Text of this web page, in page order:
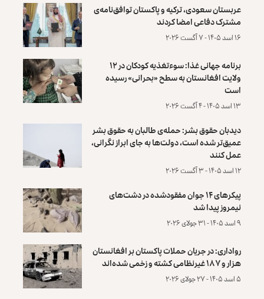
عربستان سعودی، ترکیه و پاکستان توافق‌نامه‌ی
مشترک دفاعی امضا کردند
۱۶ اسد ۱۴۰۵ - ۷ آگست ۲۰۲۶
برنامه جهانی غذا: سوءتغذیه کودکان در ۱۲
ولایت افغانستان به سطح «بحرانی» رسیده
است
۱۳ اسد ۱۴۰۵ - ۴ آگست ۲۰۲۶
دیدبان حقوق بشر: حمله‌ی طالبان به حقوق بشر
عمیق‌تر شده است، دولت‌ها به جای ابراز نگرانی،
عمل کنند
۱۲ اسد ۱۴۰۵ - ۳ آگست ۲۰۲۶
پیکرهای ۱۴ جوان مفقودشده در دشت‌های
نیمروز پیدا شد
۹ اسد ۱۴۰۵ - ۳۱ جولای ۲۰۲۶
رواداری: در جریان حملات پاکستان بر افغانستان
هزار و ۱۸۷ غیرنظامی کشته و زخمی شده‌اند
۵ اسد ۱۴۰۵ - ۲۷ جولای ۲۰۲۶